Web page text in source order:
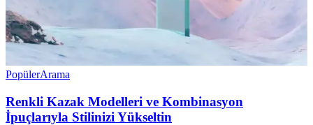
PopülerArama
Renkli Kazak Modelleri ve Kombinasyon
İpuçlarıyla Stilinizi Yükseltin